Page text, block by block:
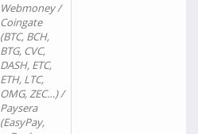
Webmoney /
Coingate
(BTC, BCH,
BTG, CVC,
DASH, ETC,
ETH, LTC,
OMG, ZEC…) /
Paysera
(EasyPay,